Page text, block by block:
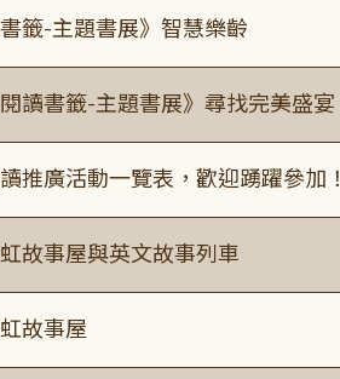
籤-主題書展》智慧樂齡
閱讀書籤-主題書展》尋找完美盛宴
推廣活動一覽表，歡迎踴躍參加！
故事屋與英文故事列車
故事屋